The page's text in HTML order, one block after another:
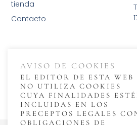
tienda
Contacto
AVISO DE COOKIES
EL EDITOR DE ESTA WEB
NO UTILIZA COOKIES
CUYA FINALIDADES
INCLUIDAS EN LOS
PRECEPTOS LEGALES
OBLIGACIONES DE